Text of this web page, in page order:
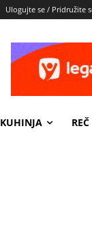
Ulogujte se / Pridružite
KUHINJA